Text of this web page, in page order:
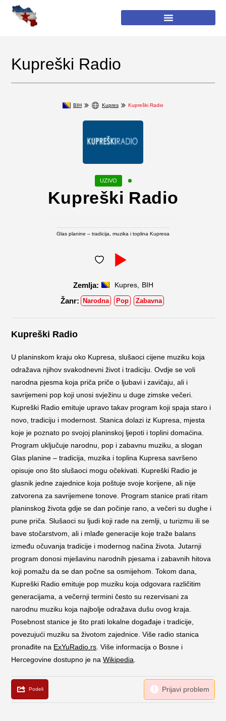
Kupreški Radio
BIH Kupres Kupreški Radio
Kupreški Radio
Glas planine – tradicija, muzika i toplina Kupresa
Kupres, BIH
Narodna Pop Zabavna
Kupreški Radio
U planinskom kraju oko Kupresa, slušaoci cijene muziku koja
odražava njihov svakodnevni život i tradiciju. Ovdje se voli
narodna pjesma koja priča priče o ljubavi i zavičaju, ali i
savrijemeni pop koji unosi svježinu u duge zimske večeri.
Kupreški Radio emituje upravo takav program koji spaja staro i
novo, tradiciju i modernost. Stanica dolazi iz Kupresa, mjesta
koje je poznato po svojoj planinskoj ljepoti i toplini domaćina.
Program uključuje narodnu, pop i zabavnu muziku, a slogan
Glas planine – tradicija, muzika i toplina Kupresa savršeno
opisuje ono što slušaoci mogu očekivati. Kupreški Radio je
glasnik jedne zajednice koja poštuje svoje korijene, ali nije
zatvorena za savrijemene tonove. Program stanice prati ritam
planinskog života gdje se dan počinje rano, a večeri su dughe i
pune priča. Slušaoci su ljudi koji rade na zemlji, u turizmu ili se
bave stočarstvom, ali i mlađe generacije koje traže balans
između očuvanja tradicije i modernog načina života. Jutarnji
program donosi mješavinu narodnih pjesama i zabavnih hitova
koji pomažu da se dan počne sa osmijehom. Tokom dana,
Kupreški Radio emituje pop muziku koja odgovara različitim
generacijama, a večernji termini često su rezervisani za
narodnu muziku koja najbolje odražava dušu ovog kraja.
Posebnost stanice je što prati lokalne događaje i tradicije,
povezujući muziku sa životom zajednice. Više radio stanica
pronađite na ExYuRadio.rs . Više informacija o Bosne i
Hercegovine dostupno je naWikipedia